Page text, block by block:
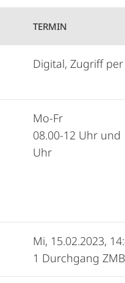
TERMIN
Digital, Zugriff
Mo-Fr
08.00-12 Uhr und
Uhr
Mi, 15.02.2023,
1 Durchgang